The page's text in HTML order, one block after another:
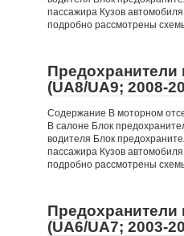
пассажира Кузов
подробно рассмотрены
Предохранители
(UA8/UA9; 2008-
Содержание В моторном
В салоне Блок
водителя Блок
пассажира Кузов
подробно рассмотрены
Предохранители
(UA6/UA7; 2003-